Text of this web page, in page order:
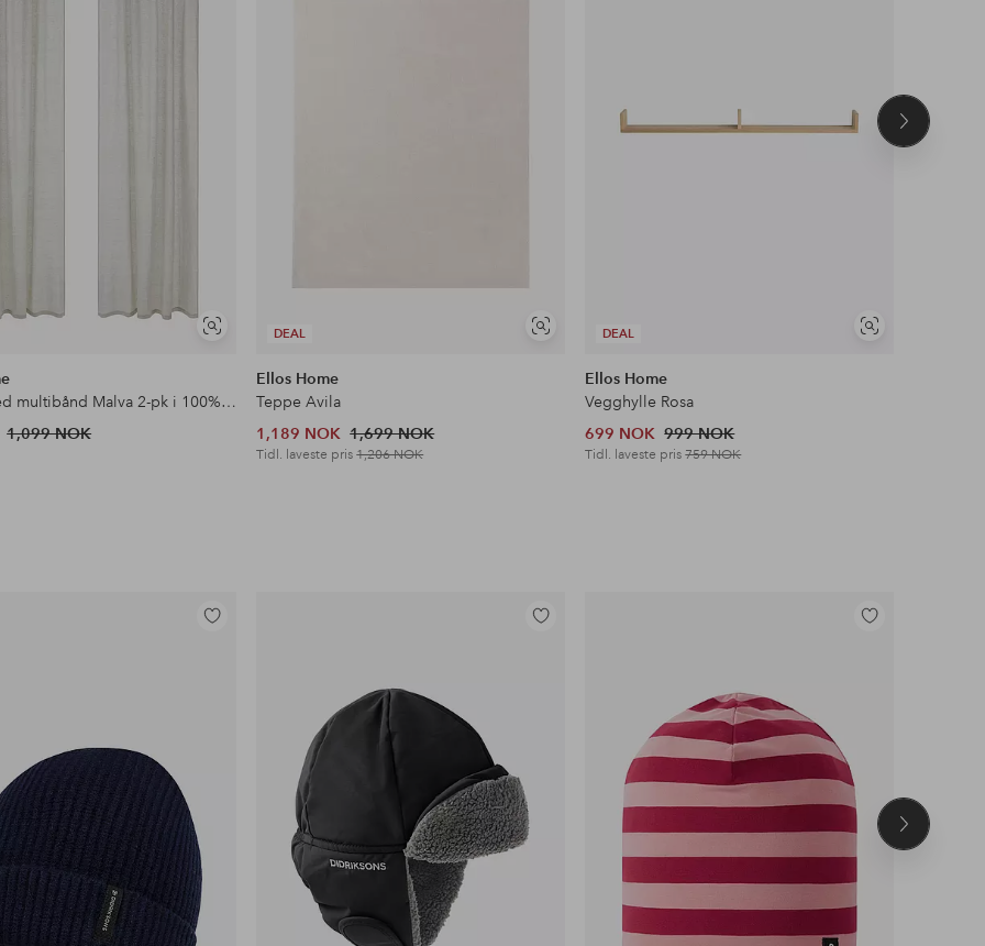
Vis
Gardin med multibånd Malva 2-pk i 100% lin
1,099 NOK
DEAL
Vis
Ellos Home
Teppe Avila
1,189 NOK 1,699 NOK
Tidl. laveste pris1,206 NOK
DEAL
Vis
Ellos Home
Vegghylle Rosa
699 NOK 999 NOK
Tidl. laveste pris759 NOK
Neste
Legg
Legg
Legg
Neste